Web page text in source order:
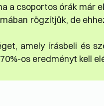
a csoportos órák már
rögzítjük, de
amely írásbeli és
os eredményt kell